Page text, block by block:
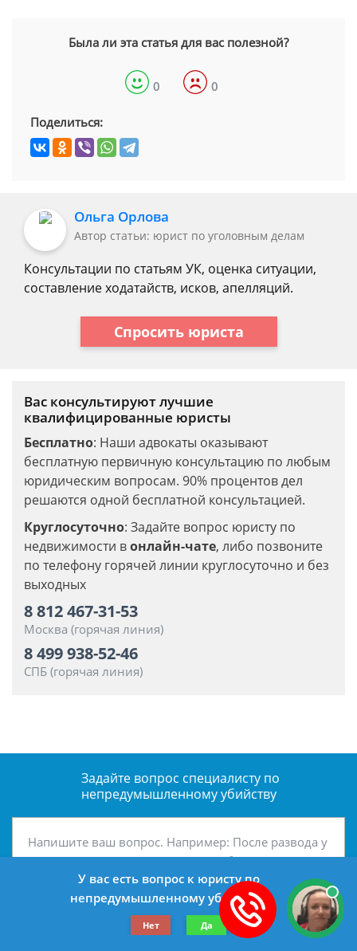
Была ли эта статья для вас полезной?
0 0
Поделиться:
Ольга Орлова
Автор статьи: юрист по уголовным делам
Консультации по статьям УК, оценка ситуации,
составление ходатайств, исков, апелляций.
Спросить юриста
Вас консультируют лучшие
квалифицированные юристы
Бесплатно: Наши адвокаты оказывают
бесплатную первичную консультацию по любым
юридическим вопросам. 90% процентов дел
решаются одной бесплатной консультацией.
Круглосуточно: Задайте вопрос юристу по
недвижимости вонлайн-чате, либо позвоните
по телефону горячей линии круглосуточно и без
выходных
8 812 467-31-53
Москва (горячая линия)
8 499 938-52-46
СПБ (горячая линия)
Задайте вопрос специалисту по
непредумышленному убийству
У вас есть вопрос к юристу по
непредумышленному убийству?
Нет Да